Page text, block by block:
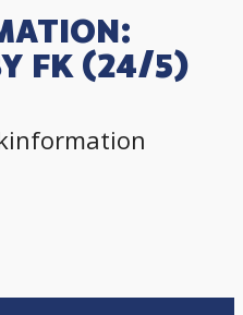
FK (24/5)